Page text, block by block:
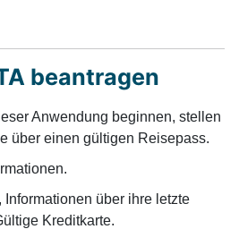
beantragen
Anwendung beginnen, stellen
über einen gültigen Reisepass.
Informationen über ihre letzte
Kreditkarte.